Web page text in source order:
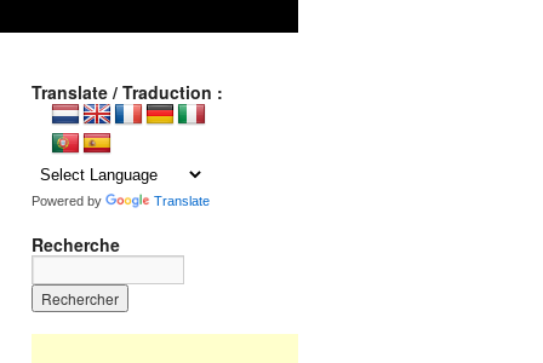
Translate / Traduction :
Powered by Translate
Recherche